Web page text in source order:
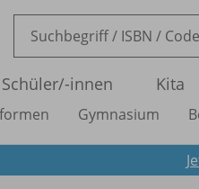
-innen Kita
Gymnasium